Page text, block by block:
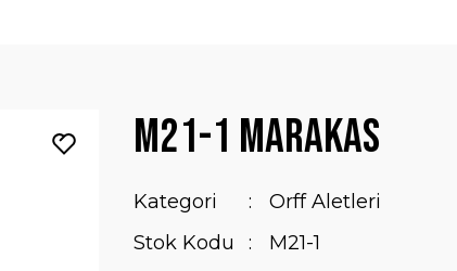
M21-1 Marakas
Kategori
Orff Aletleri
Stok Kodu
M21-1